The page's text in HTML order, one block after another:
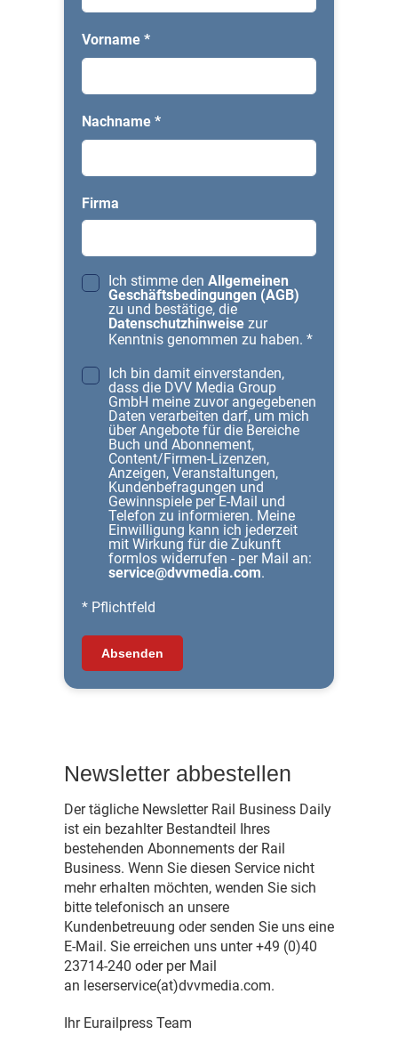
Vorname *
Nachname *
Firma
Ich stimme den Allgemeinen
Geschäftsbedingungen (AGB)
zu und bestätige, die
Datenschutzhinweise zur
Kenntnis genommen zu haben. *
Ich bin damit einverstanden,
dass die DVV Media Group
GmbH meine zuvor angegebenen
Daten verarbeiten darf, um mich
über Angebote für die Bereiche
Buch und Abonnement,
Content/Firmen-Lizenzen,
Anzeigen, Veranstaltungen,
Kundenbefragungen und
Gewinnspiele per E-Mail und
Telefon zu informieren. Meine
Einwilligung kann ich jederzeit
mit Wirkung für die Zukunft
formlos widerrufen - per Mail an:
service@dvvmedia.com.
* Pflichtfeld
Absenden
Newsletter abbestellen
Der tägliche Newsletter Rail Business Daily
ist ein bezahlter Bestandteil Ihres
bestehenden Abonnements der Rail
Business. Wenn Sie diesen Service nicht
mehr erhalten möchten, wenden Sie sich
bitte telefonisch an unsere
Kundenbetreuung oder senden Sie uns eine
E-Mail. Sie erreichen uns unter +49 (0)40
23714-240 oder per Mail
an leserservice(at)dvvmedia.com.
Ihr Eurailpress Team